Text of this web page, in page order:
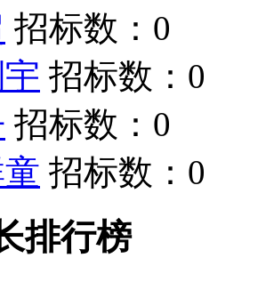
招标数： 0
招标数： 0
招标数： 0
招标数： 0
排行榜